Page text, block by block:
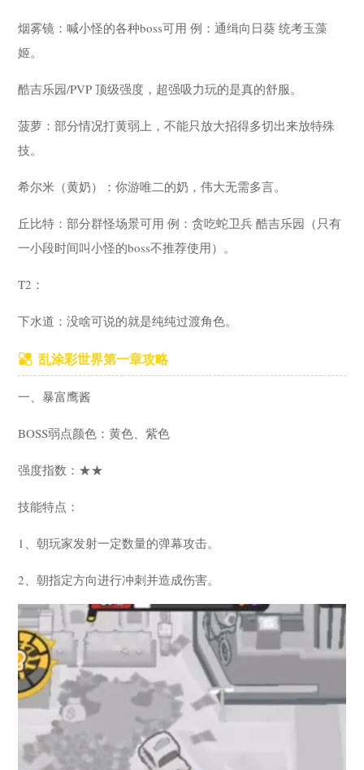
烟雾镜：喊小怪的各种boss可用 例：通缉向日葵 统考玉藻
姬。
酷吉乐园/PVP 顶级强度，超强吸力玩的是真的舒服。
菠萝：部分情况打黄弱上，不能只放大招得多切出来放特殊
技。
希尔米（黄奶）：你游唯二的奶，伟大无需多言。
丘比特：部分群怪场景可用 例：贪吃蛇卫兵 酷吉乐园（只有
一小段时间叫小怪的boss不推荐使用）。
T2：
下水道：没啥可说的就是纯纯过渡角色。
乱涂彩世界第一章攻略
一、暴富鹰酱
BOSS弱点颜色：黄色、紫色
强度指数：★★
技能特点：
1、朝玩家发射一定数量的弹幕攻击。
2、朝指定方向进行冲刺并造成伤害。